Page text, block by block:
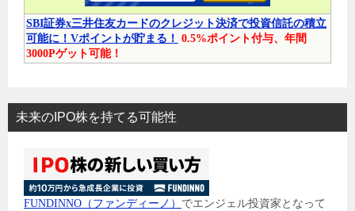
SBI証券x三井住友カードのクレジット決済で投資信託の積立
可能に！Vポイントが貯まる！ 0.5%ポイント付与、年間
3000Pゲット可能！
未来のIPO株を持てる可能性
FUNDINNO（ファンディーノ） でエンジェル投資家となって